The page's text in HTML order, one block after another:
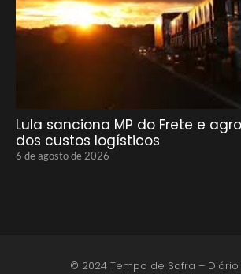
Lula sanciona MP do Frete e
dos custos logísticos
6 de agosto de 2026
© 2024 Tempo de Safra –